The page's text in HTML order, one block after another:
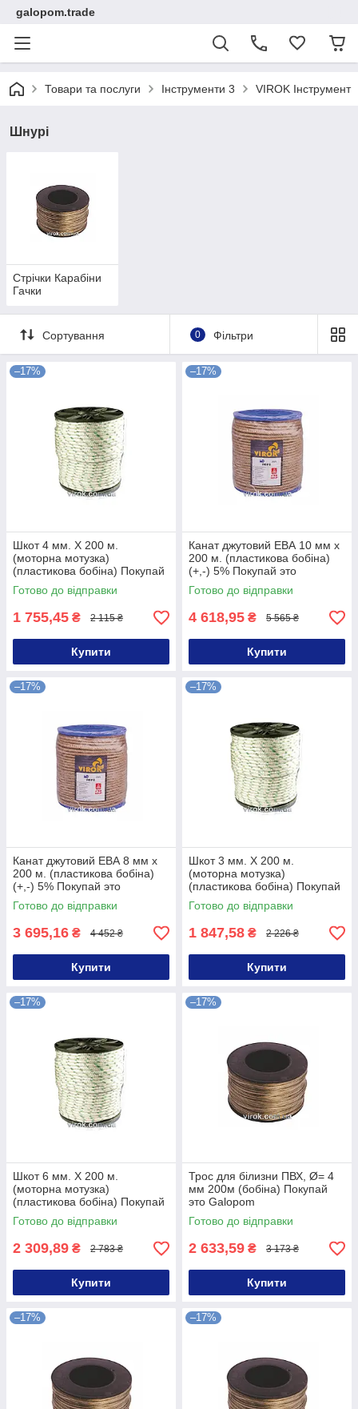
galopom.trade
Товари та послуги Інструменти 3 VIROK Інструмент
Шнурі
Стрічки Карабіни
Гачки
Сортування 0 Фільтри
–17%
Шкот 4 мм. Х 200 м.
(моторна мотузка)
(пластикова бобіна) Покупай
это Galopom
Готово до відправки
1 755,45 ₴ 2 115 ₴
Купити
–17%
Канат джутовий ЕВА 10 мм x
200 м. (пластикова бобіна)
(+,-) 5% Покупай это
Galopom
Готово до відправки
4 618,95 ₴ 5 565 ₴
Купити
–17%
Канат джутовий ЕВА 8 мм x
200 м. (пластикова бобіна)
(+,-) 5% Покупай это
Galopom
Готово до відправки
3 695,16 ₴ 4 452 ₴
Купити
–17%
Шкот 3 мм. Х 200 м.
(моторна мотузка)
(пластикова бобіна) Покупай
это Galopom
Готово до відправки
1 847,58 ₴ 2 226 ₴
Купити
–17%
Шкот 6 мм. Х 200 м.
(моторна мотузка)
(пластикова бобіна) Покупай
это Galopom
Готово до відправки
2 309,89 ₴ 2 783 ₴
Купити
–17%
Трос для білизни ПВХ, Ø= 4
мм 200м (бобіна) Покупай
это Galopom
Готово до відправки
2 633,59 ₴ 3 173 ₴
Купити
–17% –17%